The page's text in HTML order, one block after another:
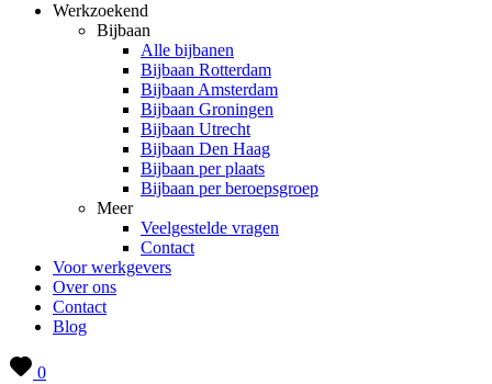
Werkzoekend
Bijbaan
Alle bijbanen
Bijbaan Rotterdam
Bijbaan Amsterdam
Bijbaan Groningen
Bijbaan Utrecht
Bijbaan Den Haag
Bijbaan per plaats
Bijbaan per beroepsgroep
Meer
Veelgestelde vragen
Contact
Voor werkgevers
Over ons
Contact
Blog
0